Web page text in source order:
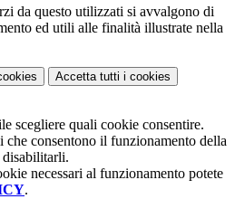
da questo utilizzati si avvalgono di
ed utili alle finalità illustrate nella
Accetta tutti i cookies
scegliere quali cookie consentire.
che consentono il funzionamento della
disabilitarli.
necessari al funzionamento potete
.